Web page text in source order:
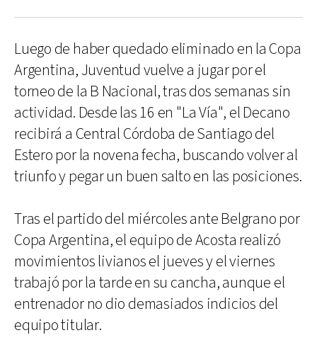
Luego de haber quedado eliminado en la Copa
Argentina, Juventud vuelve a jugar por el
torneo de la B Nacional, tras dos semanas sin
actividad. Desde las 16 en "La Vía", el Decano
recibirá a Central Córdoba de Santiago del
Estero por la novena fecha, buscando volver al
triunfo y pegar un buen salto en las posiciones.
Tras el partido del miércoles ante Belgrano por
Copa Argentina, el equipo de Acosta realizó
movimientos livianos el jueves y el viernes
trabajó por la tarde en su cancha, aunque el
entrenador no dio demasiados indicios del
equipo titular.